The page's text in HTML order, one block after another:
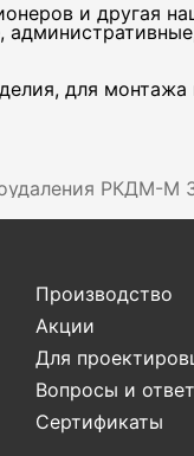
и другая
для
РКДМ-М
Производство
Акции
Для
Вопросы и
Сертификаты